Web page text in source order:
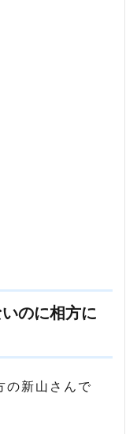
のに相方に
の新山さんで